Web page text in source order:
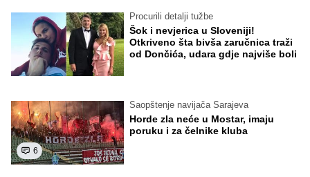
Procurili detalji tužbe
Šok i nevjerica u Sloveniji!
Otkriveno šta bivša zaručnica traži
od Dončića, udara gdje najviše boli
6
Saopštenje navijača Sarajeva
Horde zla neće u Mostar, imaju
poruku i za čelnike kluba